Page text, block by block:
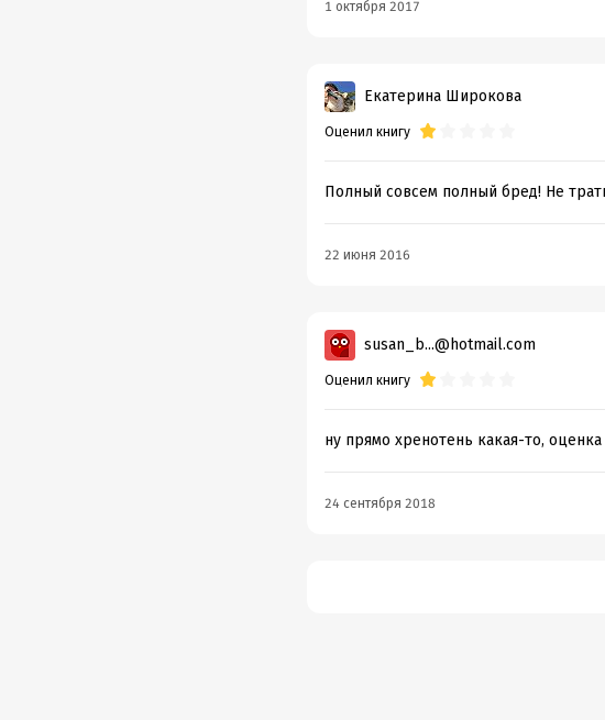
1 октября 2017
Екатерина Широкова
Оценил книгу
Полный совсем полный бред! Не
22 июня 2016
susan_b...@hotmail.com
Оценил книгу
ну прямо хренотень какая-то, оценка
24 сентября 2018